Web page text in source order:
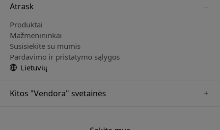
Atrask
Produktai
Mažmenininkai
Susisiekite su mumis
Pardavimo ir pristatymo sąlygos
Lietuvių
Kitos "Vendora" svetainės